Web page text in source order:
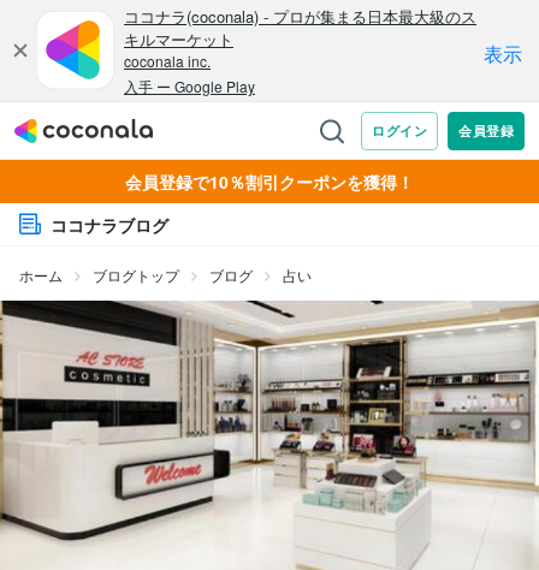
会員登録で10％割引クーポンを獲得！
ココナラブログ
ホーム ブログトップ ブログ 占い